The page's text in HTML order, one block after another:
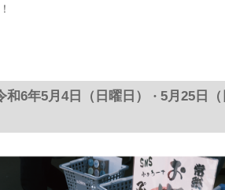
6年5月4日（日曜日） ・ 5月25日